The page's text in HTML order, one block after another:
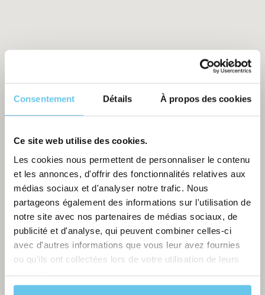
Consentement Détails À propos des cookies
Ce site web utilise des cookies.
Les cookies nous permettent de personnaliser le contenu
et les annonces, d'offrir des fonctionnalités relatives aux
médias sociaux et d'analyser notre trafic. Nous
partageons également des informations sur l'utilisation de
notre site avec nos partenaires de médias sociaux, de
publicité et d'analyse, qui peuvent combiner celles-ci
avec d'autres informations que vous leur avez fournies
ou qu'ils ont collectées lors de votre utilisation de leurs
services.